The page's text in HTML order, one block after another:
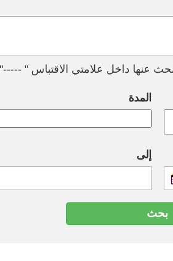
عنها داخل علامتي الاقتباس " -----
المدة
إلى